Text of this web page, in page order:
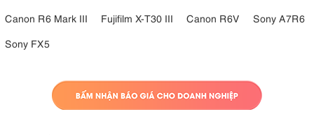
Canon R6 Mark III
Fujifilm X-T30 III Canon R6V
Sony A7R6
Sony FX5